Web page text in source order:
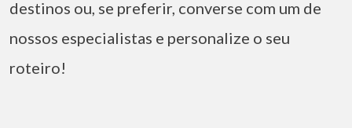
destinos ou, se preferir, converse com um de
nossos especialistas e personalize o seu
roteiro!